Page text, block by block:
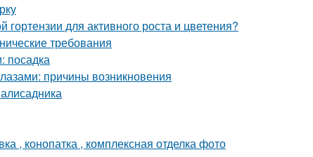
для активного роста и цветения?
требования
посадка
причины возникновения
, конопатка , комплексная отделка фото